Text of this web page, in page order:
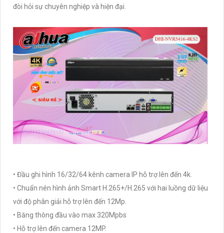
đòi hỏi sự chuyên nghiệp và hiện đại.
• Đầu ghi hình 16/32/64 kênh camera IP hỗ trợ lên đến 4k.
• Chuẩn nén hình ảnh Smart H.265+/H.265 với hai luồng dữ liệu
với độ phân giải hỗ trợ lên đến 12Mp.
• Băng thông đầu vào max 320Mpbs
• Hỗ trợ lên đến camera 12MP.